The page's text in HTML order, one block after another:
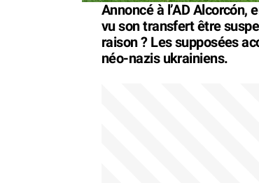
Annoncé à l’AD Alcorcón,
vu son transfert être
raison ? Les supposées
néo-nazis ukrainiens.